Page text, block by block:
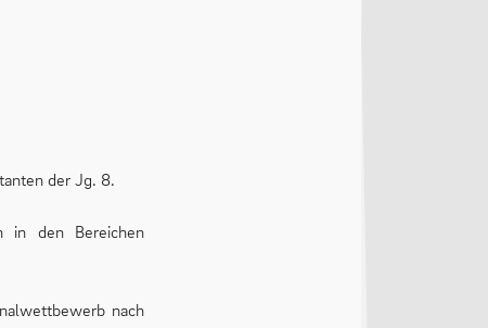
der Jg. 8.
in den Bereichen
nach